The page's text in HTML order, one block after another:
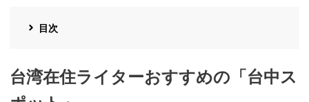
目次
台湾在住ライターおすすめの「台中ス